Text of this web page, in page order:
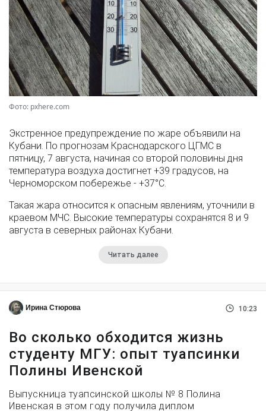
Фото: pxhere.com
Экстренное предупреждение по жаре объявили на
Кубани. По прогнозам Краснодарского ЦГМС в
пятницу, 7 августа, начиная со второй половины дня
температура воздуха достигнет +39 градусов, на
Черноморском побережье - +37°­С.
Такая жара относится к опасным явлениям, уточнили в
краевом МЧС. Высокие температуры сохранятся 8 и 9
августа в северных районах Кубани.
Читать далее
Ирина Стюрова 10:23
Во сколько обходится жизнь
студенту МГУ: опыт туапсинки
Полины Ивенской
Выпускница туапсинской школы № 8 Полина
Ивенская в этом году получила диплом